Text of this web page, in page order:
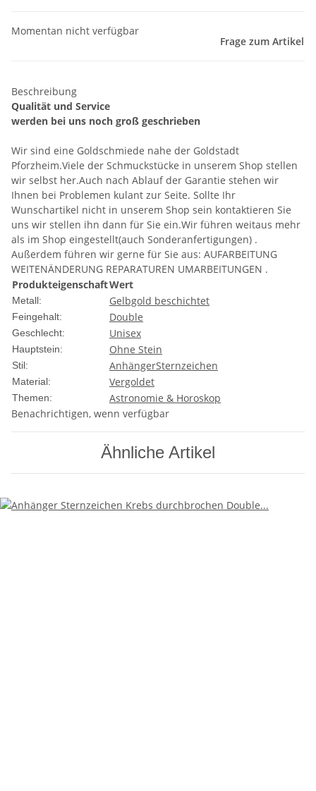
Momentan nicht verfügbar
Frage zum Artikel
Beschreibung
Qualität und Service
werden bei uns noch groß geschrieben
Wir sind eine Goldschmiede nahe der Goldstadt
Pforzheim.Viele der Schmuckstücke in unserem Shop stellen
wir selbst her.Auch nach Ablauf der Garantie stehen wir
Ihnen bei Problemen kulant zur Seite. Sollte Ihr
Wunschartikel nicht in unserem Shop sein kontaktieren Sie
uns wir stellen ihn dann für Sie ein.Wir führen weitaus mehr
als im Shop eingestellt(auch Sonderanfertigungen) .
Außerdem führen wir gerne für Sie aus: AUFARBEITUNG
WEITENÄNDERUNG REPARATUREN UMARBEITUNGEN .
ProdukteigenschaftWert
Metall: Gelbgold beschichtet
Feingehalt: Double
Geschlecht: Unisex
Hauptstein: Ohne Stein
Stil: AnhängerSternzeichen
Material: Vergoldet
Themen:
Astronomie & Horoskop
Benachrichtigen, wenn verfügbar
Ähnliche Artikel